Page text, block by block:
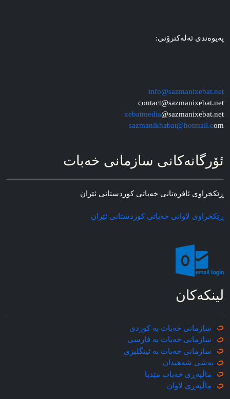
په‌یوه‌ندی ئه‌له‌کترۆنی:
info@sazmanixebat.net
contact@sazmanixebat.net
xebatmedia@sazmanixebat.net
sazmanikhabat@hotmail.com
ئۆرگانه‌کانی سازمانی خه‌بات
ڕێکخراوی ئافره‌تانی خه‌باتی کوردستانی ئێران
ڕێکخراوی لاوانی خه‌باتی کوردستانی ئێران
لینکه‌کان
سازمانی خه‌بات به کوردی
سازمانی خه‌بات به فارسی
سازمانی خه‌بات به ئینگلیزی
به‌شی شه‌هیدان
ماڵپه‌ڕی خه‌بات مێدیا
ماڵپه‌ڕی لاوان